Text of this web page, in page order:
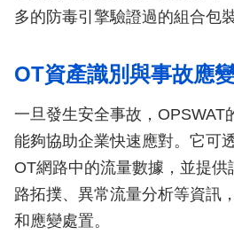
多的防毒引擎驗證過的組合包
OT資產識別與事故應
一旦發生安全事故，OPSWAT
能夠協助企業快速應對。它可
OT網路中的流量數據，並提供
路拓撲、異常流量分析等資訊
和應變處置。